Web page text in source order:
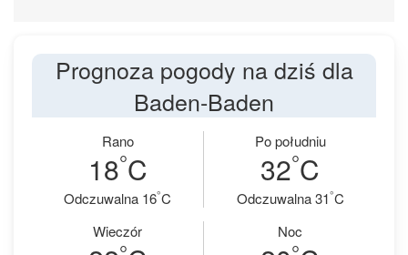
Prognoza pogody na dziś dla
Baden-Baden
Rano
18°C
Odczuwalna 16°C
Po południu
32°C
Odczuwalna 31°C
Wieczór
Noc